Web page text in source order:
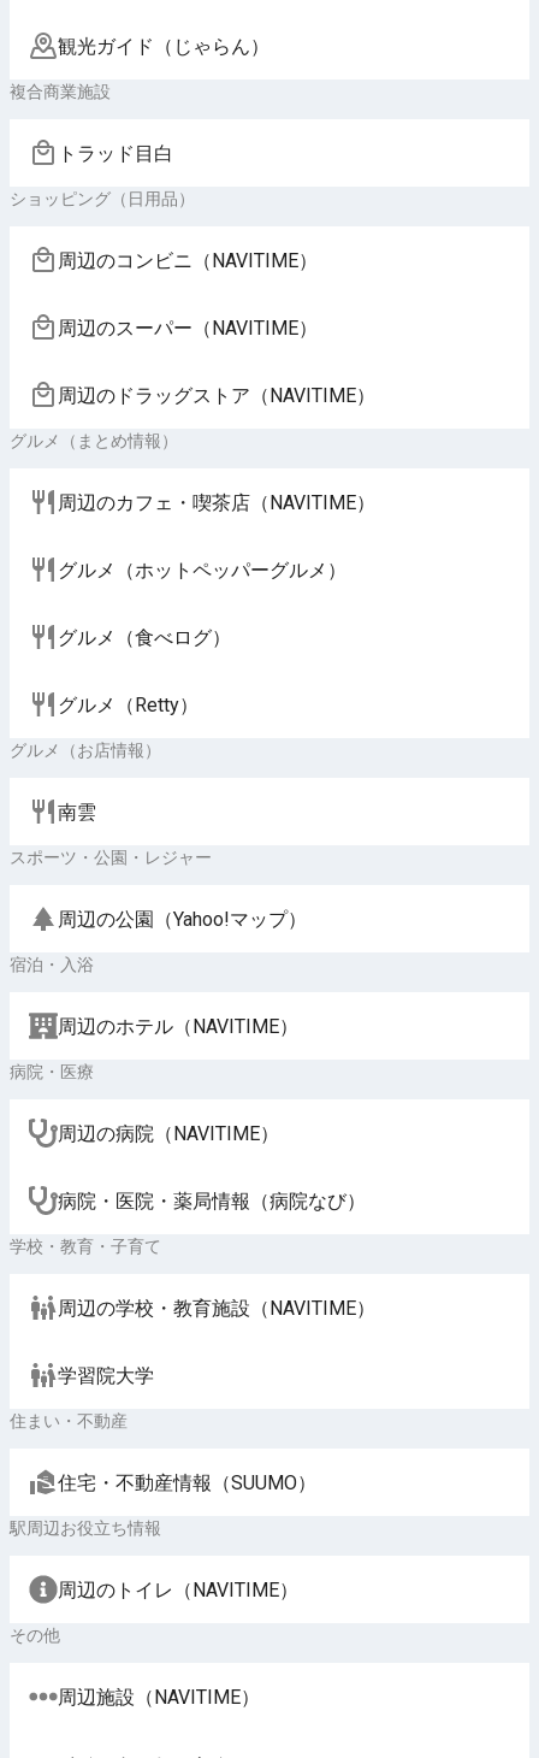
観光ガイド（じゃらん）
複合商業施設
トラッド目白
ショッピング（日用品）
周辺のコンビニ（NAVITIME）
周辺のスーパー（NAVITIME）
周辺のドラッグストア（NAVITIME）
グルメ（まとめ情報）
周辺のカフェ・喫茶店（NAVITIME）
グルメ（ホットペッパーグルメ）
グルメ（食べログ）
グルメ（Retty）
グルメ（お店情報）
南雲
スポーツ・公園・レジャー
周辺の公園（Yahoo!マップ）
宿泊・入浴
周辺のホテル（NAVITIME）
病院・医療
周辺の病院（NAVITIME）
病院・医院・薬局情報（病院なび）
学校・教育・子育て
周辺の学校・教育施設（NAVITIME）
学習院大学
住まい・不動産
住宅・不動産情報（SUUMO）
駅周辺お役立ち情報
周辺のトイレ（NAVITIME）
その他
周辺施設（NAVITIME）